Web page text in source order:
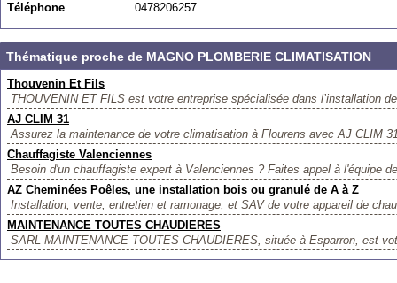
Téléphone
0478206257
Thématique proche de MAGNO PLOMBERIE CLIMATISATION
Thouvenin Et Fils
THOUVENIN ET FILS est votre entreprise spécialisée dans l’installation
AJ CLIM 31
Assurez la maintenance de votre climatisation à Flourens avec AJ CLIM
Chauffagiste Valenciennes
Besoin d'un chauffagiste expert à Valenciennes ? Faites appel à l'équipe
AZ Cheminées Poêles, une installation bois ou granulé de A à Z
Installation, vente, entretien et ramonage, et SAV de votre appareil de
MAINTENANCE TOUTES CHAUDIERES
SARL MAINTENANCE TOUTES CHAUDIERES, située à Esparron, est